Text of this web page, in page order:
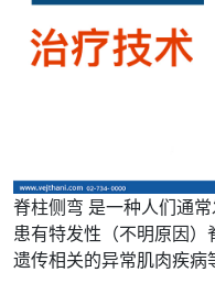
脊柱侧弯 是一种人们通
患有特发性（不明原因
遗传相关的异常肌肉疾病